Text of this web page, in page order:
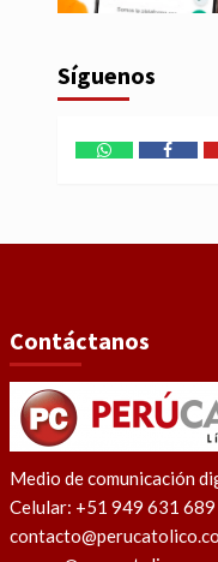
Síguenos
WhatsApp
Contáctanos
Medio de comunicación
Celular: +51 949 631 689